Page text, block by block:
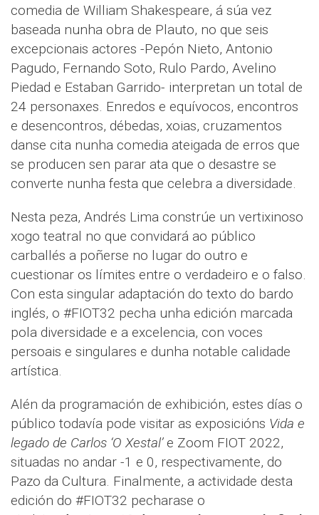
comedia de William Shakespeare, á súa vez
baseada nunha obra de Plauto, no que seis
excepcionais actores -Pepón Nieto, Antonio
Pagudo, Fernando Soto, Rulo Pardo, Avelino
Piedad e Estaban Garrido- interpretan un total de
24 personaxes. Enredos e equívocos, encontros
e desencontros, débedas, xoias, cruzamentos
danse cita nunha comedia ateigada de erros que
se producen sen parar ata que o desastre se
converte nunha festa que celebra a diversidade.
Nesta peza, Andrés Lima constrúe un vertixinoso
xogo teatral no que convidará ao público
carballés a poñerse no lugar do outro e
cuestionar os límites entre o verdadeiro e o falso.
Con esta singular adaptación do texto do bardo
inglés, o #FIOT32 pecha unha edición marcada
pola diversidade e a excelencia, con voces
persoais e singulares e dunha notable calidade
artística.
Alén da programación de exhibición, estes días o
público todavía pode visitar as exposicións Vida e
legado de Carlos ‘O Xestal’e Zoom FIOT 2022,
situadas no andar -1 e 0, respectivamente, do
Pazo da Cultura. Finalmente, a actividade desta
edición do #FIOT32 pecharase o